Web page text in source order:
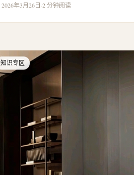
2026年3月26日·2 分钟阅读
知识专区